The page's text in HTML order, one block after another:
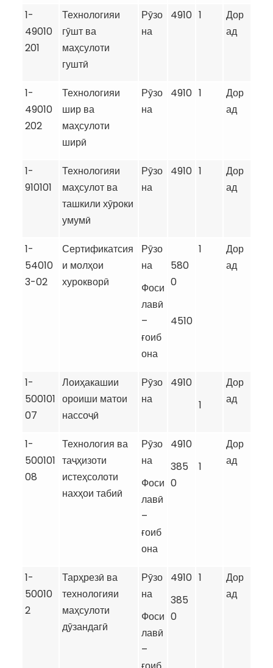
1-
49010
201
Технологияи
гӯшт ва
маҳсулоти
гуштӣ
Рӯзо
на
4910 1
Дор
ад
1-
49010
202
Технологияи
шир ва
маҳсулоти
ширӣ
Рӯзо
на
4910 1
Дор
ад
1-
910101
Технологияи
маҳсулот ва
ташкили хӯроки
умумӣ
Рӯзо
на
4910 1
Дор
ад
1-
54010
3-02
Сертификатсия
и молҳои
хурокворӣ
Рӯзо
на
Фоси
лавӣ
–
ғоиб
она
580
0
4510
1
Дор
ад
1-
500101
07
Лоиҳакашии
ороиши матои
нассоҷӣ
Рӯзо
на
4910
1
Дор
ад
1-
500101
08
Технология ва
таҷҳизоти
истеҳсолоти
нахҳои табиӣ
Рӯзо
на
Фоси
лавӣ
–
ғоиб
она
4910
385
0
1
Дор
ад
1-
50010
2
Тарҳрезӣ ва
технологияи
маҳсулоти
дӯзандагӣ
Рӯзо
на
Фоси
лавӣ
–
4910
385
0
1
Дор
ад